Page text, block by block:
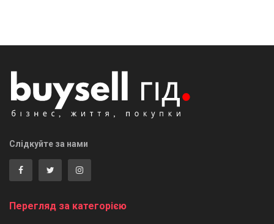
Слідкуйте за нами
Перегляд за категорією